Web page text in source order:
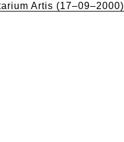
Artis (17–09–2000)